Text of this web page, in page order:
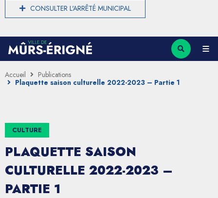
CONSULTER L'ARRÊTÉ MUNICIPAL
Accueil
Publications
Plaquette saison culturelle 2022-2023 – Partie 1
CULTURE
PLAQUETTE SAISON
CULTURELLE 2022-2023 –
PARTIE 1